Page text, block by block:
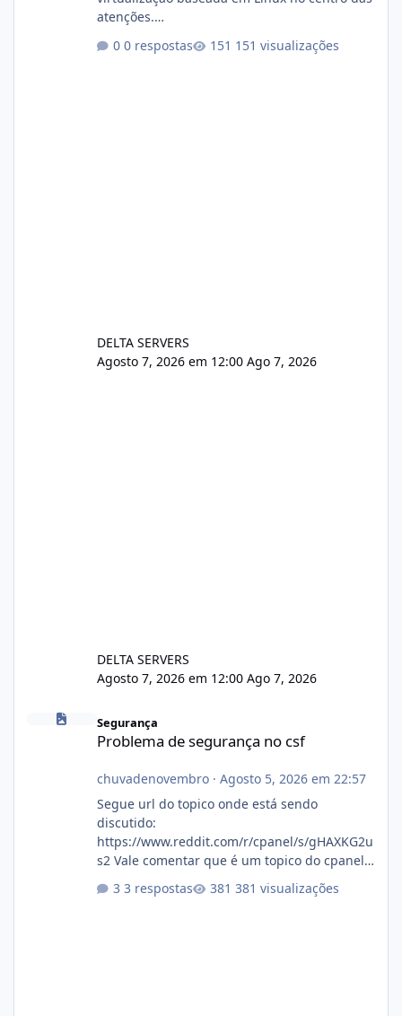
atenções.
xjx23zz5f Criamos uma breve explicação:
0 respostas 151 visualizações
DELTA SERVERS
Agosto 7, 2026 em 12:00 Ago 7, 2026
DELTA SERVERS
Agosto 7, 2026 em 12:00 Ago 7, 2026
Segurança
Problema de segurança no csf
chuvadenovembro· Agosto 5, 2026 em 22:57
Segue url do topico onde está sendo
discutido:
https://www.reddit.com/r/cpanel/s/gHAXKG2u
s2 Vale comentar que é um topico do cpanel...
3 respostas 381 visualizações